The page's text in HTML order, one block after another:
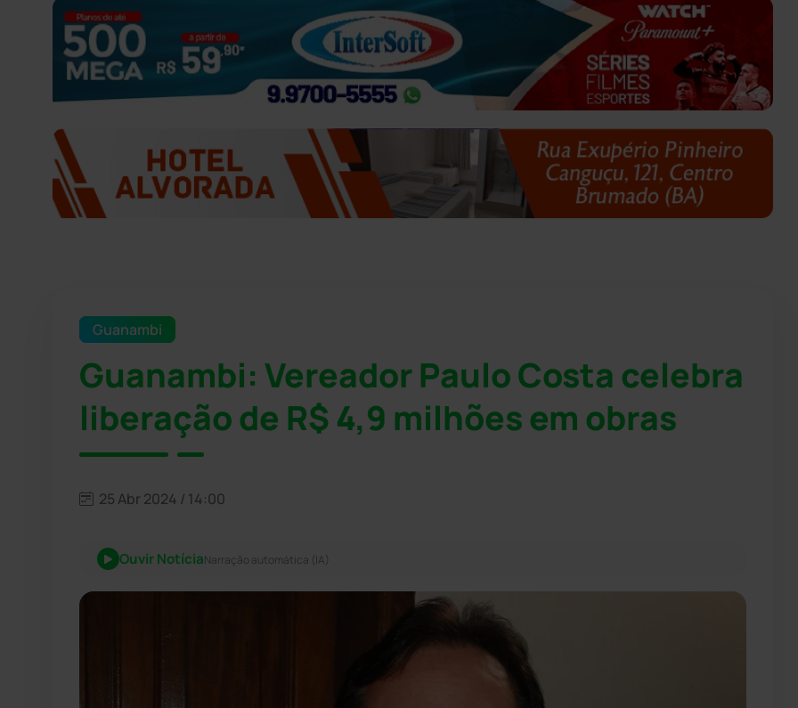
Guanambi
Guanambi: Vereador Paulo Costa celebra
liberação de R$ 4,9 milhões em obras
25 Abr 2024 / 14:00
Ouvir NotíciaNarração automática (IA)